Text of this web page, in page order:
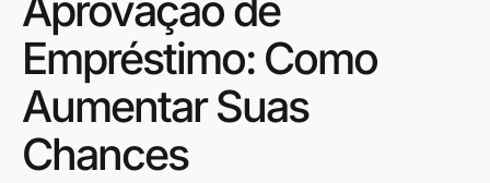
Empréstimo: Como
Aumentar Suas
Chances